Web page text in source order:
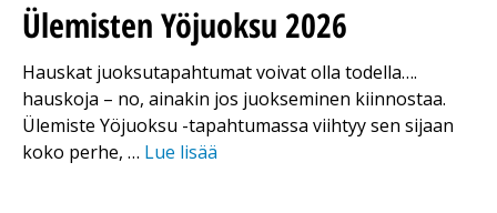
Ülemisten Yöjuoksu 2026
Hauskat juoksutapahtumat voivat olla todella….
hauskoja – no, ainakin jos juokseminen kiinnostaa.
Ülemiste Yöjuoksu -tapahtumassa viihtyy sen sijaan
koko perhe, … Lue lisää